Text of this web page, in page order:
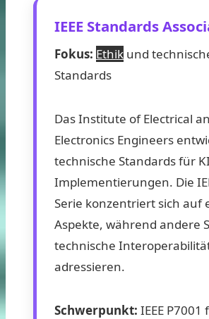
IEEE Standards
Fokus: Ethik und
Standards
Das Institute of Electrical
Electronics Engineers
technische Standards für
Implementierungen. Die
Serie konzentriert sich auf
Aspekte, während andere
technische
adressieren.
Schwerpunkt: IEEE P7001